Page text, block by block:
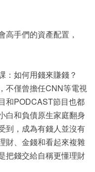
高手們的資產配置，
：如何用錢來賺錢？
不僅曾擔任CNN等電視
和PODCAST節目也都
白和負債原生家庭翻身
到，成為有錢人並沒有
財、金錢和看起來複雜
把錢交給自稱更懂理財